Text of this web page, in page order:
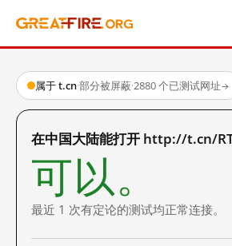
属于 t.cn·部分被屏蔽·2880 个已测试网址→
在中国大陆能打开 http://t.cn/
可以。
最近 1 次有定论的测试均正常连接。